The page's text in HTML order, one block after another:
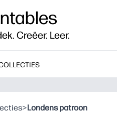
Creëer. Leer.
>Londens patroon